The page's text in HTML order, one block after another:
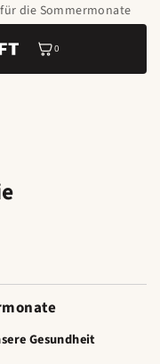
00
die Sommermonate
Gesundheit